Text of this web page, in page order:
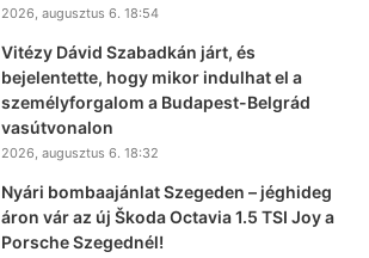
2026, augusztus 6. 18:54
Vitézy Dávid Szabadkán járt, és
bejelentette, hogy mikor indulhat el a
személyforgalom a Budapest-Belgrád
vasútvonalon
2026, augusztus 6. 18:32
Nyári bombaajánlat Szegeden – jéghideg
áron vár az új Škoda Octavia 1.5 TSI Joy a
Porsche Szegednél!